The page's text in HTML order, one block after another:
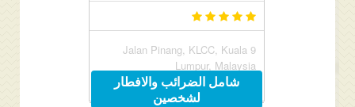
9 Jalan Pinang, KLCC, Kuala
Lumpur, Malaysia
شامل الضرائب والافطار
لشخصين